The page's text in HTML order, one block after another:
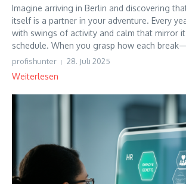
Imagine arriving in Berlin and discovering
itself is a partner in your adventure. Every
with swings of activity and calm that mirror
schedule. When you grasp how each
profishunter 28. Juli 2025
Weiterlesen